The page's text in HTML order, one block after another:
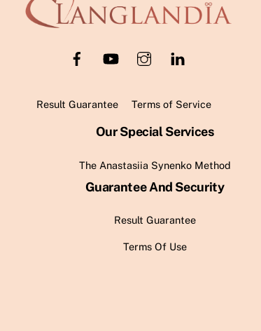
To
Top
Result Guarantee Terms of Service
Our Special Services
The Anastasiia Synenko Method
Guarantee And Security
Result Guarantee
Terms Of Use